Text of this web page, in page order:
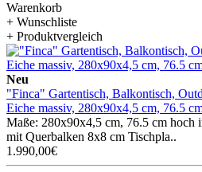
Warenkorb
+ Wunschliste
+ Produktvergleich
Neu
"Finca" Gartentisch, Balkontisch,
Eiche massiv, 280x90x4,5 cm, 76.5
Maße: 280x90x4,5 cm, 76.5 cm hoch
mit Querbalken 8x8 cm Tischpla..
1.990,00€